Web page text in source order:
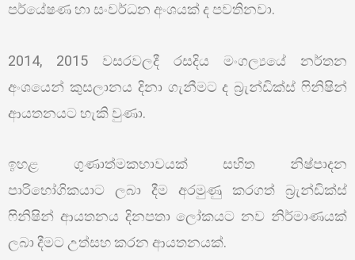
පර්යේෂණ හා සංවර්ධන අංශයක් ද පවතිනවා.
2014, 2015 වසරවලදී රසදිය මංගල්‍යයේ නර්තන
අංශයෙන් කුසලානය දිනා ගැනීමට ද බ්‍රැන්ඩික්ස් ෆිනිෂින්
ආයතනයට හැකි වුණා.
ඉහළ ගුණාත්මකභාවයක් සහිත නිෂ්පාදන
පාරිභෝගිකයාට ලබා දීම අරමුණු කරගත් බ්‍රැන්ඩික්ස්
ෆිනිෂින් ආයතනය දිනපතා ලෝකයට නව නිර්මාණයක්
ලබා දීමට උත්සහ කරන ආයතනයක්.